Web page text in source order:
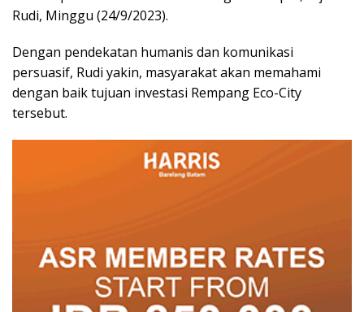
Rudi, Minggu (24/9/2023).
Dengan pendekatan humanis dan komunikasi
persuasif, Rudi yakin, masyarakat akan memahami
dengan baik tujuan investasi Rempang Eco-City
tersebut.